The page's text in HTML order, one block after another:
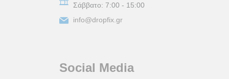
Σάββατο:7:00 - 15:00
info@dropfix.gr
Social Media